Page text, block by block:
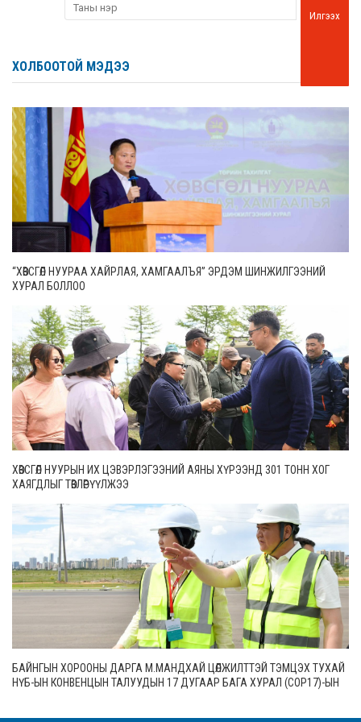
Илгээх
ХОЛБООТОЙ МЭДЭЭ
“ХӨВСГӨЛ НУУРАА ХАЙРЛАЯ, ХАМГААЛЪЯ” ЭРДЭМ ШИНЖИЛГЭЭНИЙ
ХУРАЛ БОЛЛОО
ХӨВСГӨЛ НУУРЫН ИХ ЦЭВЭРЛЭГЭЭНИЙ АЯНЫ ХҮРЭЭНД 301 ТОНН ХОГ
ХАЯГДЛЫГ ТӨВЛӨРҮҮЛЖЭЭ
БАЙНГЫН ХОРООНЫ ДАРГА М.МАНДХАЙ ЦӨЛЖИЛТТЭЙ ТЭМЦЭХ ТУХАЙ
НҮБ-ЫН КОНВЕНЦЫН ТАЛУУДЫН 17 ДУГААР БАГА ХУРАЛ (СОР17)-ЫН